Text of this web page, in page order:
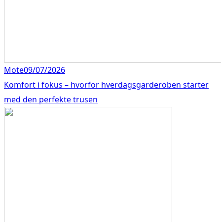
Mote09/07/2026
Komfort i fokus – hvorfor hverdagsgarderoben starter
med den perfekte trusen